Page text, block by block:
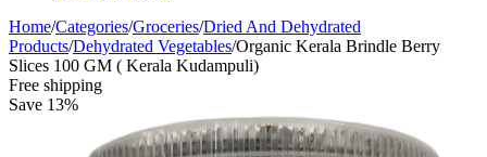
Home/Categories/Groceries/Dried And Dehydrated
Products/Dehydrated Vegetables/Organic Kerala Brindle Berry
Slices 100 GM ( Kerala Kudampuli)
Free shipping
Save 13%